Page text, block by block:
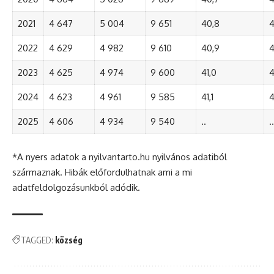
2021 4 647 5 004 9 651 40,8
2022 4 629 4 982 9 610 40,9
2023 4 625 4 974 9 600 41,0
2024 4 623 4 961 9 585 41,1
2025 4 606 4 934 9 540 .. ..
*A nyers adatok a nyilvantarto.hu nyilvános adatiból
származnak. Hibák előfordulhatnak ami a mi
adatfeldolgozásunkból adódik.
TAGGED: község